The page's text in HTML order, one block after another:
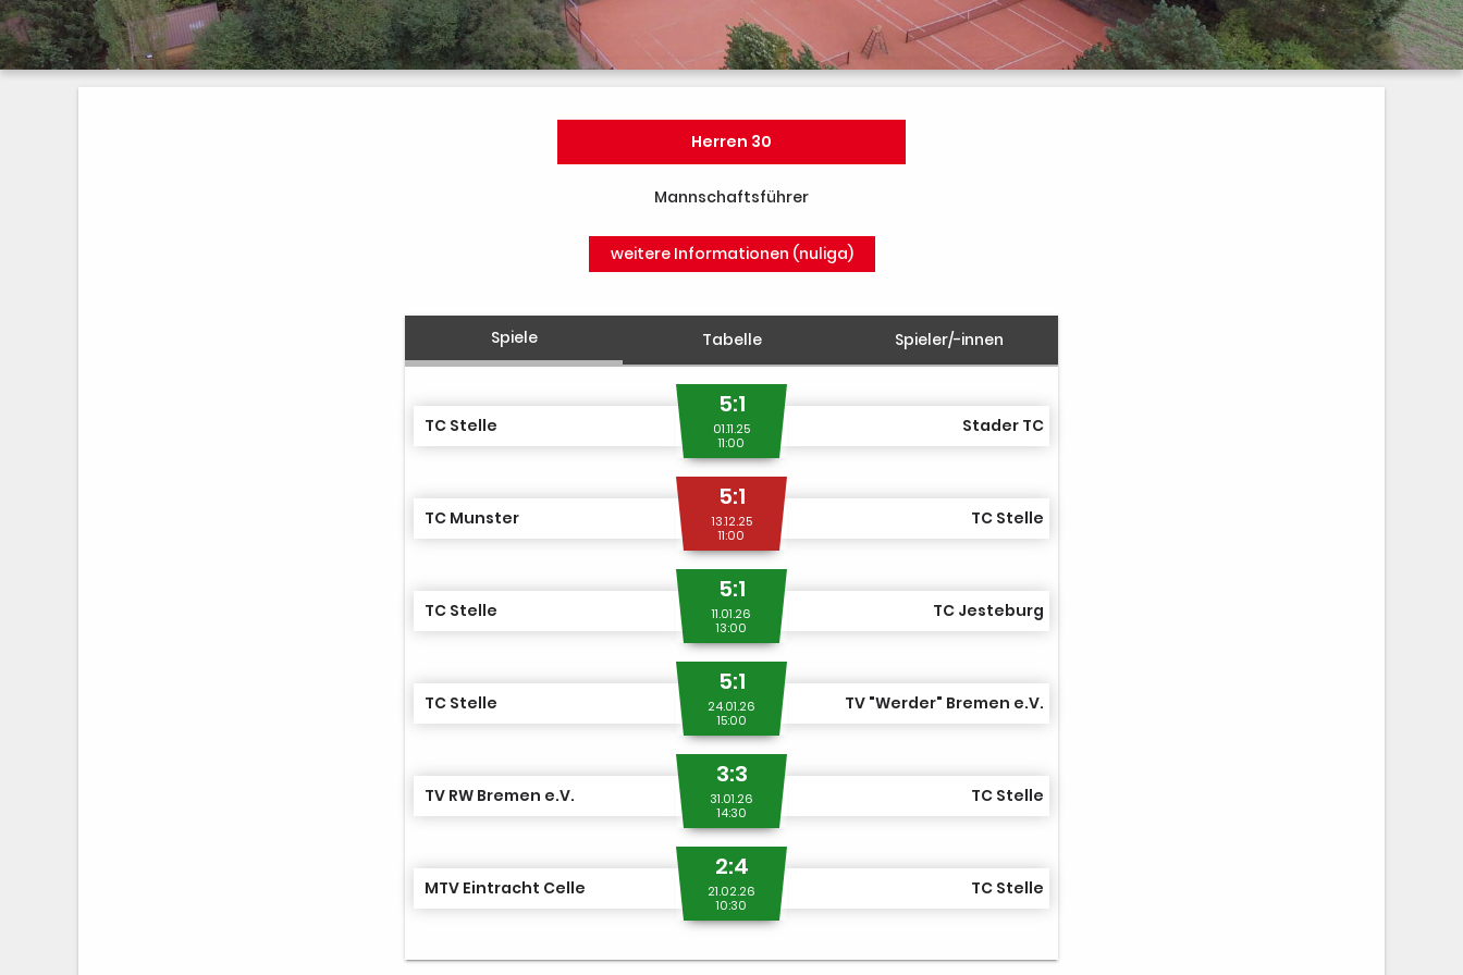
Herren 30
Mannschaftsführer
weitere Informationen (nuliga)
Spiele Tabelle Spieler/-innen
TC Stelle
5:1
01.11.25
11:00
Stader TC
TC Munster
5:1
13.12.25
11:00
TC Stelle
TC Stelle
5:1
11.01.26
13:00
TC Jesteburg
TC Stelle
5:1
24.01.26
15:00
TV "Werder" Bremen e.V.
TV RW Bremen e.V.
3:3
31.01.26
14:30
TC Stelle
MTV Eintracht Celle
2:4
21.02.26
10:30
TC Stelle